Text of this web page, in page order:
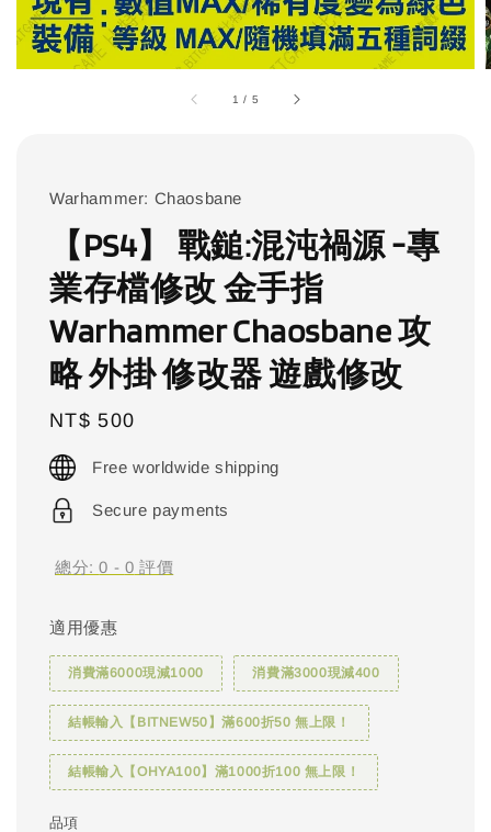
1 / 5
Warhammer: Chaosbane
【PS4】 戰鎚:混沌禍源 -專
業存檔修改 金手指
Warhammer Chaosbane 攻
略 外掛 修改器 遊戲修改
Regular
price
NT$ 500
Free worldwide shipping
Secure payments
總分:0 - 0 評價
適用優惠
消費滿6000現減1000 消費滿3000現減400
結帳輸入【BITNEW50】滿600折50 無上限！
結帳輸入【OHYA100】滿1000折100 無上限！
品項